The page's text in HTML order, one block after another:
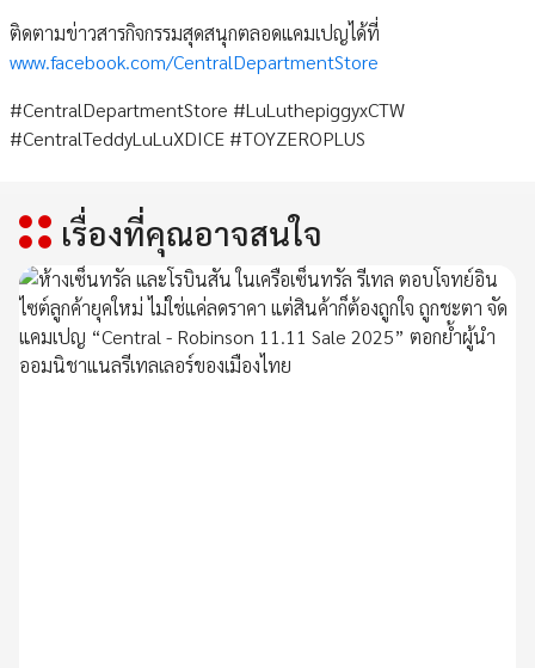
ติดตามข่าวสารกิจกรรมสุดสนุกตลอดแคมเปญได้ที่
www.facebook.com/CentralDepartmentStore
#CentralDepartmentStore #LuLuthepiggyxCTW
#CentralTeddyLuLuXDICE #TOYZEROPLUS
เรื่องที่คุณอาจสนใจ